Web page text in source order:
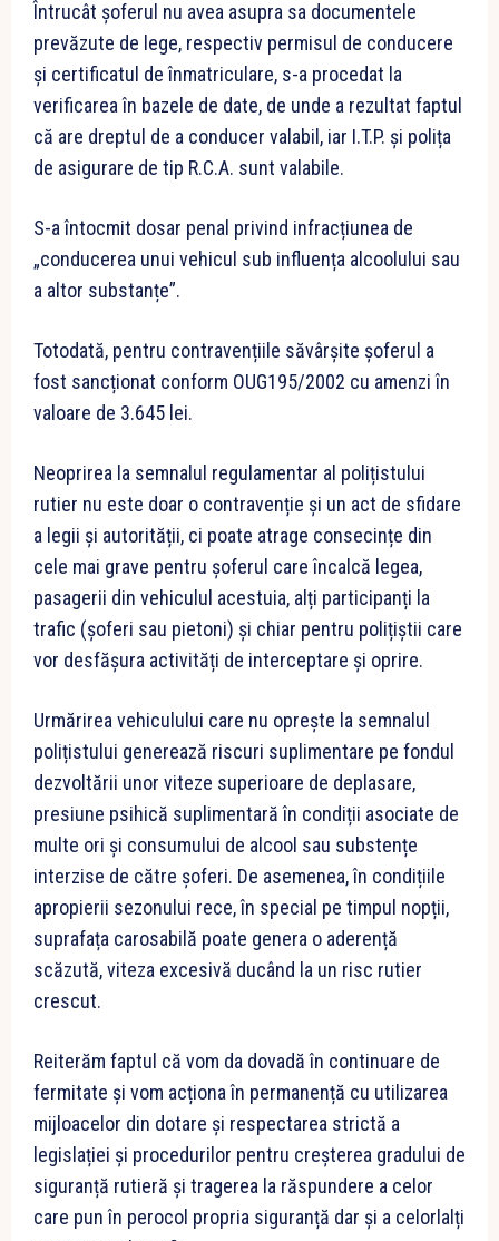
Întrucât șoferul nu avea asupra sa documentele
prevăzute de lege, respectiv permisul de conducere
și certificatul de înmatriculare, s-a procedat la
verificarea în bazele de date, de unde a rezultat faptul
că are dreptul de a conducer valabil, iar I.T.P. și polița
de asigurare de tip R.C.A. sunt valabile.
S-a întocmit dosar penal privind infracțiunea de
„conducerea unui vehicul sub influența alcoolului sau
a altor substanțe”.
Totodată, pentru contravențiile săvârșite șoferul a
fost sancționat conform OUG195/2002 cu amenzi în
valoare de 3.645 lei.
Neoprirea la semnalul regulamentar al polițistului
rutier nu este doar o contravenție și un act de sfidare
a legii și autorității, ci poate atrage consecințe din
cele mai grave pentru șoferul care încalcă legea,
pasagerii din vehiculul acestuia, alți participanți la
trafic (șoferi sau pietoni) și chiar pentru polițiștii care
vor desfășura activități de interceptare și oprire.
Urmărirea vehiculului care nu oprește la semnalul
polițistului generează riscuri suplimentare pe fondul
dezvoltării unor viteze superioare de deplasare,
presiune psihică suplimentară în condiții asociate de
multe ori și consumului de alcool sau substențe
interzise de către șoferi. De asemenea, în condițiile
apropierii sezonului rece, în special pe timpul nopții,
suprafața carosabilă poate genera o aderență
scăzută, viteza excesivă ducând la un risc rutier
crescut.
Reiterăm faptul că vom da dovadă în continuare de
fermitate și vom acționa în permanență cu utilizarea
mijloacelor din dotare și respectarea strictă a
legislației și procedurilor pentru creșterea gradului de
siguranță rutieră și tragerea la răspundere a celor
care pun în perocol propria siguranță dar și a celorlalți